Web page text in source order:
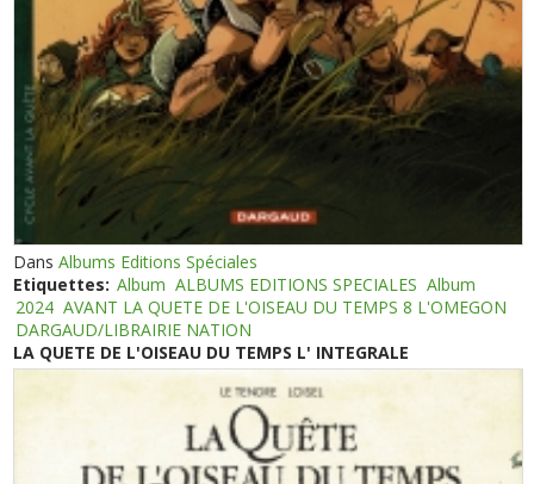
DansAlbums Editions Spéciales
Etiquettes: Album ALBUMS EDITIONS SPECIALES Album
2024 AVANT LA QUETE DE L'OISEAU DU TEMPS 8 L'OMEGON
DARGAUD/LIBRAIRIE NATION
LA QUETE DE L'OISEAU DU TEMPS L' INTEGRALE